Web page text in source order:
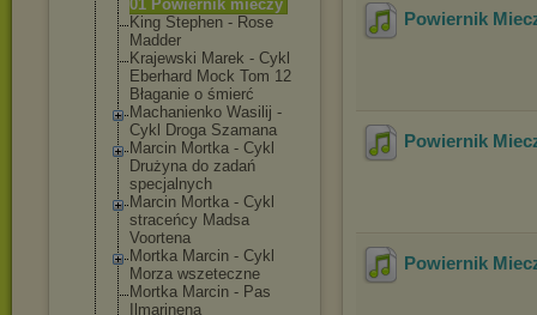
01 Powiernik mieczy
King Stephen - Rose
Madder
Krajewski Marek - Cykl
Eberhard Mock Tom 12
Błaganie o śmierć
Machanienko Wasilij -
Cykl Droga Szamana
Marcin Mortka - Cykl
Drużyna do zadań
specjalnych
Marcin Mortka - Cykl
straceńcy Madsa
Voortena
Mortka Marcin - Cykl
Morza wszeteczne
Mortka Marcin - Pas
Ilmarinena
Powiernik
Powiernik
Powiernik